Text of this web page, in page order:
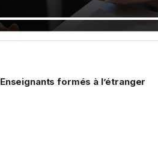
Enseignants formés à l’étranger